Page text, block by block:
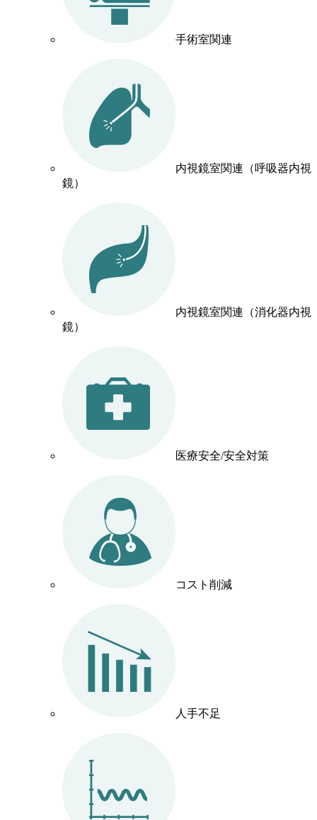
手術室関連
内視鏡室関連（呼吸器内視
鏡）
内視鏡室関連（消化器内視
鏡）
医療安全/安全対策
コスト削減
人手不足